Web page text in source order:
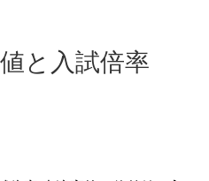
と入試倍率